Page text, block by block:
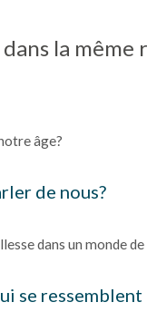
la même
âge?
de nous?
dans un monde
se ressemblent